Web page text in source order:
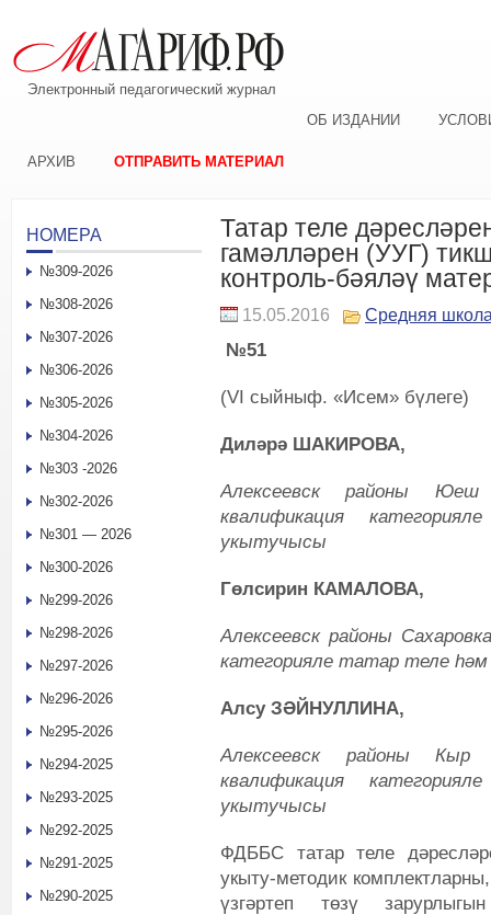
Электронный педагогический журнал
ОБ ИЗДАНИИ
АРХИВ ОТПРАВИТЬ МАТЕРИАЛ
Татар теле
гамәлләрен (УУГ)
контроль-бәяләү
15.05.2016 Средняя
№51
(VI сыйныф. «Исем» бүлеге)
Диләрә ШАКИРОВА,
Алексеевск районы
квалификация
укытучысы
Гөлсирин КАМАЛОВА,
Алексеевск районы
категорияле татар теле
Алсу ЗӘЙНУЛЛИНА,
Алексеевск районы
квалификация
укытучысы
ФДББС татар теле
укыту-методик
үзгәртеп төзү
НОМЕРА
№309-2026
№308-2026
№307-2026
№306-2026
№305-2026
№304-2026
№303 -2026
№302-2026
№301 — 2026
№300-2026
№299-2026
№298-2026
№297-2026
№296-2026
№295-2026
№294-2025
№293-2025
№292-2025
№291-2025
№290-2025